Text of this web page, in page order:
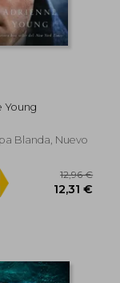
Young
Blanda, Nuevo